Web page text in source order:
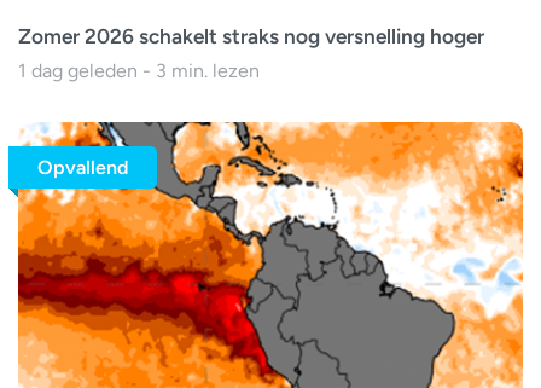
Zomer 2026 schakelt straks nog versnelling hoger
1 dag geleden - 3 min. lezen
Opvallend